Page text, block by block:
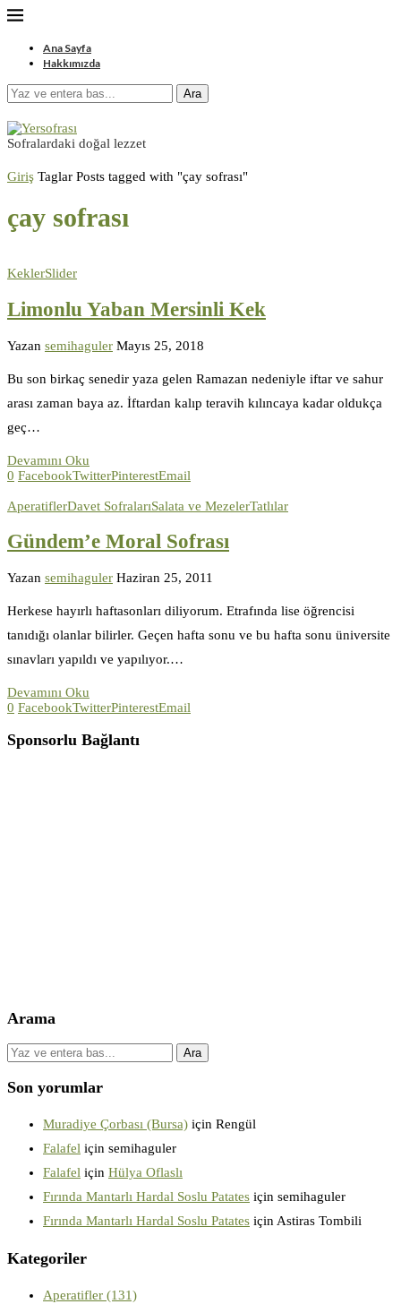
Ana Sayfa
Hakkımızda
Ara
Sofralardaki doğal lezzet
Giriş Taglar Posts tagged with "çay sofrası"
çay sofrası
KeklerSlider
Limonlu Yaban Mersinli Kek
Yazan semihaguler Mayıs 25, 2018
Bu son birkaç senedir yaza gelen Ramazan nedeniyle iftar ve sahur
arası zaman baya az. İftardan kalıp teravih kılıncaya kadar oldukça
geç…
Devamını Oku
0 FacebookTwitterPinterestEmail
AperatiflerDavet SofralarıSalata ve MezelerTatlılar
Gündem’e Moral Sofrası
Yazan semihaguler Haziran 25, 2011
Herkese hayırlı haftasonları diliyorum. Etrafında lise öğrencisi
tanıdığı olanlar bilirler. Geçen hafta sonu ve bu hafta sonu üniversite
sınavları yapıldı ve yapılıyor.…
Devamını Oku
0 FacebookTwitterPinterestEmail
Sponsorlu Bağlantı
Arama
Son yorumlar
Muradiye Çorbası (Bursa) için Rengül
Falafel için semihaguler
Falafel için Hülya Oflaslı
Fırında Mantarlı Hardal Soslu Patates için semihaguler
Fırında Mantarlı Hardal Soslu Patates için Astiras Tombili
Kategoriler
Aperatifler (131)